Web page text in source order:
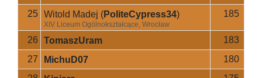
25 Witold Madej (PoliteCypress34)
XIV Liceum Ogólnokształcące, Wrocław
185
26 TomaszUram
183
27
MichuD07
180